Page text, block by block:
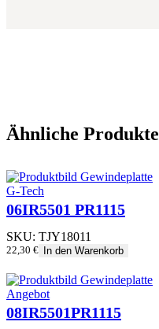
Ähnliche Produkte
G-Tech
06IR5501 PR1115
SKU: TJY18011
22,30 € In den Warenkorb
AngebotProdukt
im
Angebot
08IR5501PR1115